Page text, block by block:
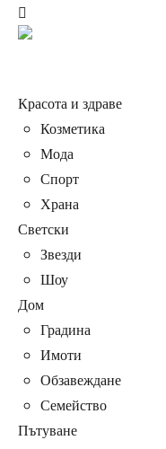
Красота и здраве
Козметика
Мода
Спорт
Храна
Светски
Звезди
Шоу
Дом
Градина
Имоти
Обзавеждане
Семейство
Пътуване